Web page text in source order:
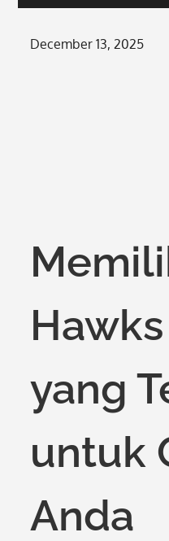
Posted
December 13, 2025
yang
untuk
Anda